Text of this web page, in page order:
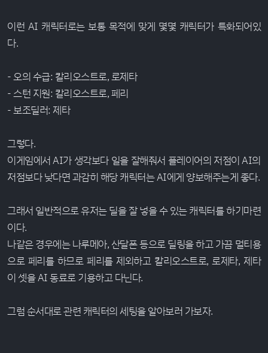
이런 AI 캐릭터로는 보통 목적에 맞게 몇몇 캐릭터가 특화되어있
다.
- 오의 수급: 칼리오스트로, 로제타
- 스턴 지원: 칼리오스트로, 페리
- 보조딜러: 제타
그렇다.
이게임에서 AI가 생각보다 일을 잘해줘서 플레이어의 저점이 AI의
저점보다 낮다면 과감히 해당 캐릭터는 AI에게 양보해주는게 좋다.
그래서 일반적으로 유저는 딜을 잘 넣을 수 있는 캐릭터를 하기마련
이다.
나같은 경우에는 나루메아, 산달폰 등으로 딜링을 하고 가끔 멀티용
으로 페리를 하므로 페리를 제외하고 칼리오스트로, 로제타, 제타
이 셋을 AI 동료로 기용하고 다닌다.
그럼 순서대로 관련 캐릭터의 세팅을 알아보러 가보자.